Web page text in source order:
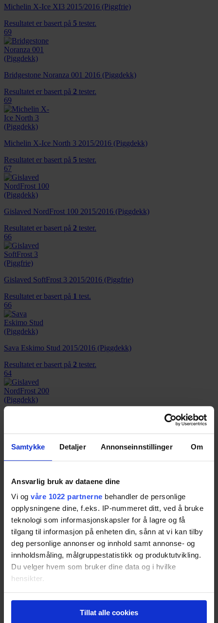
Samtykke Detaljer Annonseinnstillinger Om
Ansvarlig bruk av dataene dine
Vi og våre 1022 partnerne behandler de personlige
opplysningene dine, f.eks. IP-nummeret ditt, ved å bruke
teknologi som informasjonskapsler for å lagre og få
tilgang til informasjon på enheten din, sånn at vi kan tilby
deg personlige annonser og innhold samt annonse- og
innholdsmåling, målgruppestatistikk og produktutvikling.
Du velger hvem som bruker dine data og i hvilke
hensikter.
Hvis du gir oss lov, vil vi også gjerne:
Innhente informasjon om den geografiske
Tillat alle cookies
Michelin X-Ice XI3 2015/2016 (Piggfrie)
Resultatet er basert på 5 tester.
69
Bridgestone Noranza 001 2016 (Piggdekk)
Resultatet er basert på 2 tester.
69
Michelin X-Ice North 3 2015/2016 (Piggdekk)
Resultatet er basert på 5 tester.
67
Gislaved NordFrost 100 2015/2016 (Piggdekk)
Resultatet er basert på 2 tester.
66
Gislaved SoftFrost 3 2015/2016 (Piggfrie)
Resultatet er basert på 1 test.
66
Sava Eskimo Stud 2015/2016 (Piggdekk)
Resultatet er basert på 2 tester.
64
Resultatet er basert på2tester.Pris fra1 618,-
Pris fra1 618,-
Bridgestone Blizzak Spike 01 2015/2016 (Piggdekk)
Resultatet er basert på3tester.
Hankook Winter i*cept iZ2 2016 (Piggfrie)
Resultatet er basert på2tester.
63